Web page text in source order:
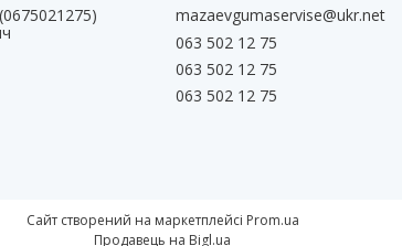
0675021275
mazaevgumaservise@ukr.net
063 502 12 75
063 502 12 75
063 502 12 75
Сайт створений на маркетплейсі Prom.ua
Продавець на Bigl.ua